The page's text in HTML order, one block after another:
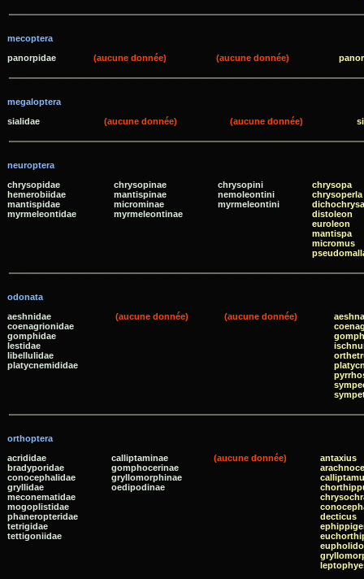
mecoptera
panorpidae
(aucune donnée) (aucune donnée)
megaloptera
sialidae
(aucune donnée) (aucune donnée)
neuroptera
chrysopidae
hemerobiidae
mantispidae
myrmeleontidae
chrysopinae
mantispinae
microminae
myrmeleontinae
chrysopini
nemoleontini
myrmeleontini
chrysopa
chrysoperla
dichochrysa
distoleon
euroleon
mantispa
micromus
odonata
aeshnidae
coenagrionidae
gomphidae
lestidae
libellulidae
platycnemididae
(aucune donnée) (aucune donnée)
aeshna
orthoptera
acrididae
bradyporidae
conocephalidae
gryllidae
meconematidae
mogoplistidae
phaneropteridae
tetrigidae
tettigoniidae
calliptaminae
gomphocerinae
gryllomorphinae
oedipodinae
(aucune donnée)
antaxius
decticus